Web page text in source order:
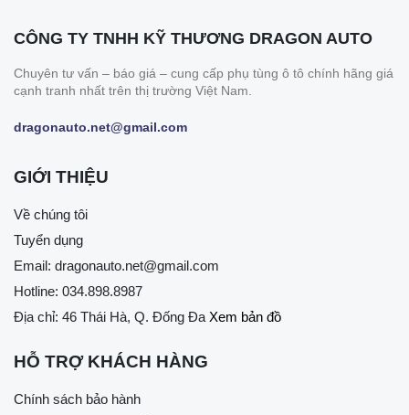
CÔNG TY TNHH KỸ THƯƠNG DRAGON AUTO
Chuyên tư vấn – báo giá – cung cấp phụ tùng ô tô chính hãng giá
cạnh tranh nhất trên thị trường Việt Nam.
dragonauto.net@gmail.com
GIỚI THIỆU
Về chúng tôi
Tuyển dụng
Email: dragonauto.net@gmail.com
Hotline: 034.898.8987
Địa chỉ: 46 Thái Hà, Q. Đống Đa Xem bản đồ
HỖ TRỢ KHÁCH HÀNG
Chính sách bảo hành